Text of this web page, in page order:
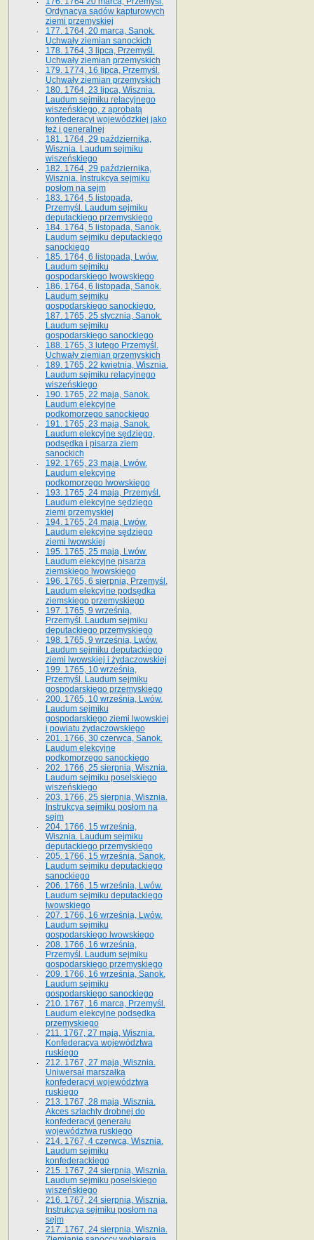
Ordynacya sądów kapturowych
ziemi przemyskiej
177. 1764, 20 marca, Sanok.
Uchwały ziemian sanockich
178. 1764, 3 lipca, Przemyśl.
Uchwały ziemian przemyskich
179. 1774, 16 lipca, Przemyśl.
Uchwały ziemian przemyskich
180. 1764, 23 lipca, Wisznia.
Laudum sejmiku relacyjnego
wiszeńskiego, z aprobatą
konfederacyi wojewódzkiej jako
też i generalnej
181. 1764, 29 października,
Wisznia. Laudum sejmiku
wiszeńskiego
182. 1764, 29 października,
Wisznia. Instrukcya sejmiku
posłom na sejm
183. 1764, 5 listopada,
Przemyśl. Laudum sejmiku
deputackiego przemyskiego
184. 1764, 5 listopada, Sanok.
Laudum sejmiku deputackiego
sanockiego
185. 1764, 6 listopada, Lwów.
Laudum sejmiku
gospodarskiego lwowskiego
186. 1764, 6 listopada, Sanok.
Laudum sejmiku
gospodarskiego sanockiego.
187. 1765, 25 stycznia, Sanok.
Laudum sejmiku
gospodarskiego sanockiego
188. 1765, 3 lutego Przemyśl.
Uchwały ziemian przemyskich
189. 1765, 22 kwietnia, Wisznia.
Laudum sejmiku relacyjnego
wiszeńskiego
190. 1765, 22 maja, Sanok.
Laudum elekcyjne
podkomorzego sanockiego
191. 1765, 23 maja, Sanok.
Laudum elekcyjne sędziego,
podsędka i pisarza ziem
sanockich
192. 1765, 23 maja, Lwów.
Laudum elekcyjne
podkomorzego lwowskiego
193. 1765, 24 maja, Przemyśl.
Laudum elekcyjne sędziego
ziemi przemyskiej
194. 1765, 24 maja, Lwów.
Laudum elekcyjne sędziego
ziemi lwowskiej
195. 1765, 25 maja, Lwów.
Laudum elekcyjne pisarza
ziemskiego lwowskiego
196. 1765, 6 sierpnia, Przemyśl.
Laudum elekcyjne podsędka
ziemskiego przemyskiego
197. 1765, 9 września,
Przemyśl. Laudum sejmiku
deputackiego przemyskiego
198. 1765, 9 września, Lwów.
Laudum sejmiku deputackiego
ziemi lwowskiej i żydaczowskiej
199. 1765, 10 września,
Przemyśl. Laudum sejmiku
gospodarskiego przemyskiego
200. 1765, 10 września, Lwów.
Laudum sejmiku
gospodarskiego ziemi lwowskiej
i powiatu żydaczowskiego
201. 1766, 30 czerwca, Sanok.
Laudum elekcyjne
podkomorzego sanockiego
202. 1766, 25 sierpnia, Wisznia.
Laudum sejmiku poselskiego
wiszeńskiego
203. 1766, 25 sierpnia, Wisznia.
Instrukcya sejmiku posłom na
sejm
204. 1766, 15 września,
Wisznia. Laudum sejmiku
deputackiego przemyskiego
205. 1766, 15 września, Sanok.
Laudum sejmiku deputackiego
sanockiego
206. 1766, 15 września, Lwów.
Laudum sejmiku deputackiego
lwowskiego
207. 1766, 16 września, Lwów.
Laudum sejmiku
gospodarskiego lwowskiego
208. 1766, 16 września,
Przemyśl. Laudum sejmiku
gospodarskiego przemyskiego
209. 1766, 16 września, Sanok.
Laudum sejmiku
gospodarskiego sanockiego
210. 1767, 16 marca, Przemyśl.
Laudum elekcyjne podsędka
przemyskiego
211. 1767, 27 maja, Wisznia.
Konfederacya województwa
ruskiego
212. 1767, 27 maja, Wisznia.
Uniwersał marszałka
konfederacyi województwa
ruskiego
213. 1767, 28 maja, Wisznia.
Akces szlachty drobnej do
konfederacyi generału
województwa ruskiego
214. 1767, 4 czerwca, Wisznia.
Laudum sejmiku
konfederackiego
215. 1767, 24 sierpnia, Wisznia.
Laudum sejmiku poselskiego
wiszeńskiego
216. 1767, 24 sierpnia, Wisznia.
Instrukcya sejmiku posłom na
sejm
217. 1767, 24 sierpnia, Wisznia.